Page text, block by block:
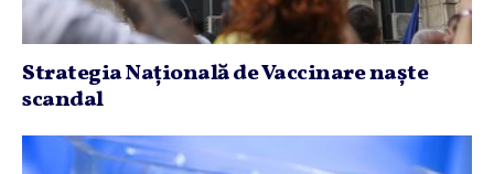
Strategia Naţională de Vaccinare naşte
scandal